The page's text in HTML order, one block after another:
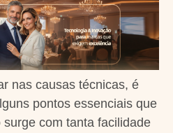
nas causas técnicas, é
pontos essenciais que
com tanta facilidade